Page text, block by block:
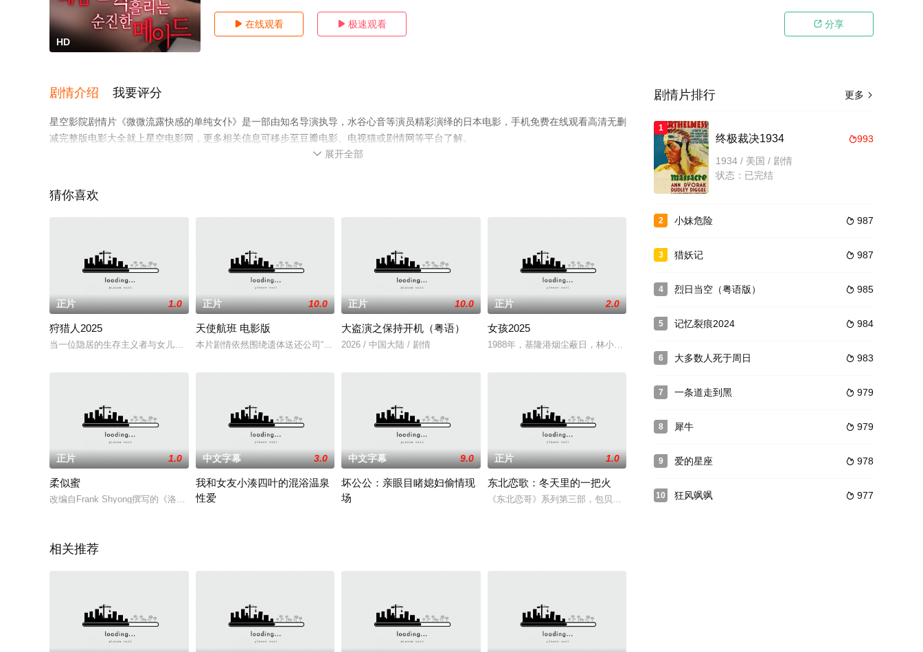
HD
 在线观看  极速观看  分享
剧情介绍 我要评分
星空影院剧情片《微微流露快感的单纯女仆》是一部由知名导演执导，水谷心音等演员精彩演绎的日本电影，手机免费在线观看高清无删
减完整版电影大全就上星空电影网，更多相关信息可移步至豆瓣电影、电视猫或剧情网等平台了解。
 展开全部
猜你喜欢
正片 1.0
狩猎人2025
当一位隐居的生存主义者与女儿从河中救起一名神秘的受伤女子后，他们便陷入了一场充满暴力
正片 10.0
天使航班 电影版
本片剧情依然围绕遗体送还公司“天使之心”展开。社长伊泽那美得知8年前身亡的恋人或许仍
正片 10.0
大盗演之保持开机（粤语）
2026 / 中国大陆 / 剧情
正片 2.0
女孩2025
1988年，基隆港烟尘蔽日，林小丽（白小樱 饰）在迷惘中长大，渴望逃离黑暗。 直到遇
正片 1.0
柔似蜜
改编自Frank Shyong撰写的《洛杉矶时报》报道《一个垂死母亲的计划》(A D
中文字幕 3.0
我和女友小湊四叶的混浴温泉
性爱
中文字幕 9.0
坏公公：亲眼目睹媳妇偷情现
场
正片 1.0
东北恋歌：冬天里的一把火
《东北恋哥》系列第三部，包贝尔、乔杉、潘斌龙、韩彦博笑星云集，东北大哥再聚首，“小男
相关推荐
更多 
剧情片排行
1
993
终极裁决1934
1934 / 美国 / 剧情
状态：已完结
2  987
小妹危险
3  987
猎妖记
4  985
烈日当空（粤语版）
5  984
记忆裂痕2024
6  983
大多数人死于周日
7  979
一条道走到黑
8  979
犀牛
9  978
爱的星座
10  977
狂风飒飒